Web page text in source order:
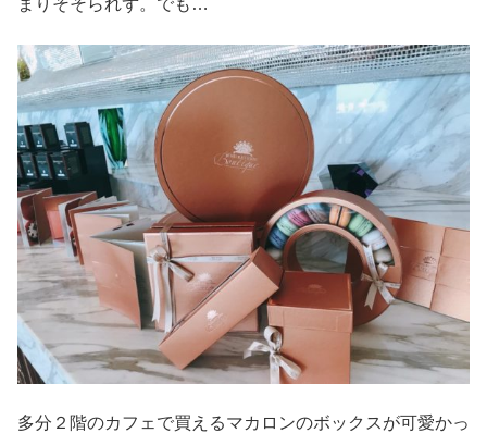
まりそそられず。でも…
多分２階のカフェで買えるマカロンのボックスが可愛かっ